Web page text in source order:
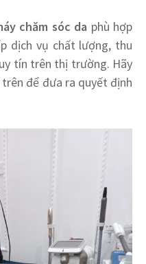
chăm sóc da phù hợp
dịch vụ chất lượng, thu
tín trên thị trường. Hãy
để đưa ra quyết định